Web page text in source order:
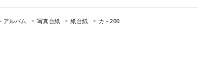
アルバム 写真台紙 紙台紙 カ－200